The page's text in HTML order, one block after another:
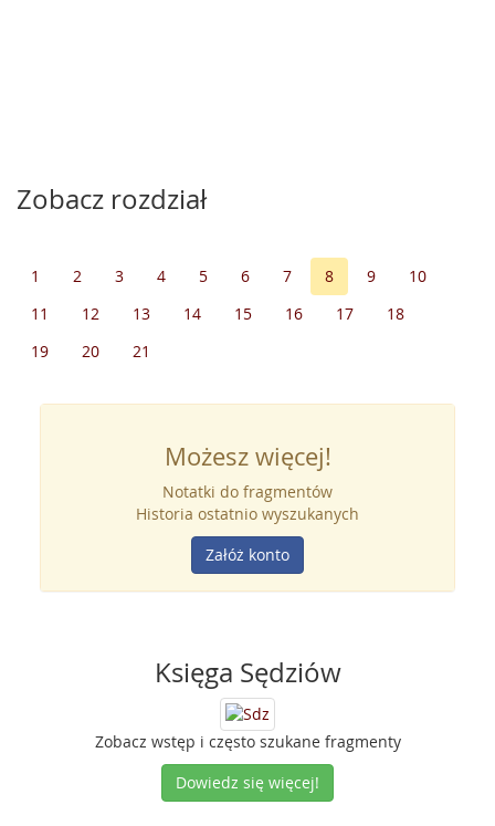
Zobacz rozdział
1 2 3 4 5 6 7 8 9
10
11
12 13 14 15 16 17
18
19
20 21
Możesz więcej!
Notatki do fragmentów
Historia ostatnio wyszukanych
Załóż konto
Księga Sędziów
Zobacz wstęp i często szukane fragmenty
Dowiedz się więcej!